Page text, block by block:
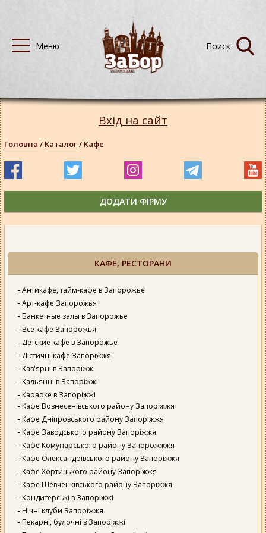
КАФЕ, РЕСТОРАНИ
Антикафе, тайм-кафе в Запорожье
Арт-кафе Запорожья
Банкетные залы в Запорожье
Все кафе Запорожья
Детские кафе в Запорожье
Дієтичні кафе Запоріжжя
Кав'ярні в Запоріжжі
Кальянні в Запоріжжі
Караоке в Запоріжжі
Кафе Вознесенівського району Запоріжжя
Кафе Дніпровського району Запоріжжя
Кафе Заводського району Запоріжжя
Кафе Комунарського району Запорожжжя
Кафе Олександрівського району Запоріжжя
Кафе Хортицького району Запоріжжя
Кафе Шевченківського району Запоріжжя
Кондитерські в Запоріжжі
Нічні клуби Запоріжжя
Пекарні, булочні в Запоріжжі
Вхід на сайт
Головна / Каталог/ Кафе
ДОДАТИ ФІРМУ